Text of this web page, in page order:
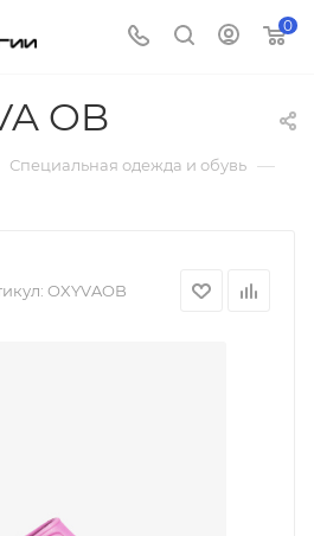
0
OB
Специальная одежда и обувь —
OXYVAOB